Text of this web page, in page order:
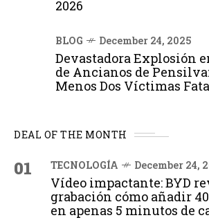
2026
BLOG December 24, 2025
Devastadora Explosión
de Ancianos de
Menos Dos Víctimas
DEAL OF THE MONTH
01 TECNOLOGÍA December 24,
Vídeo impactante: BYD
grabación cómo añadir
en apenas 5 minutos de